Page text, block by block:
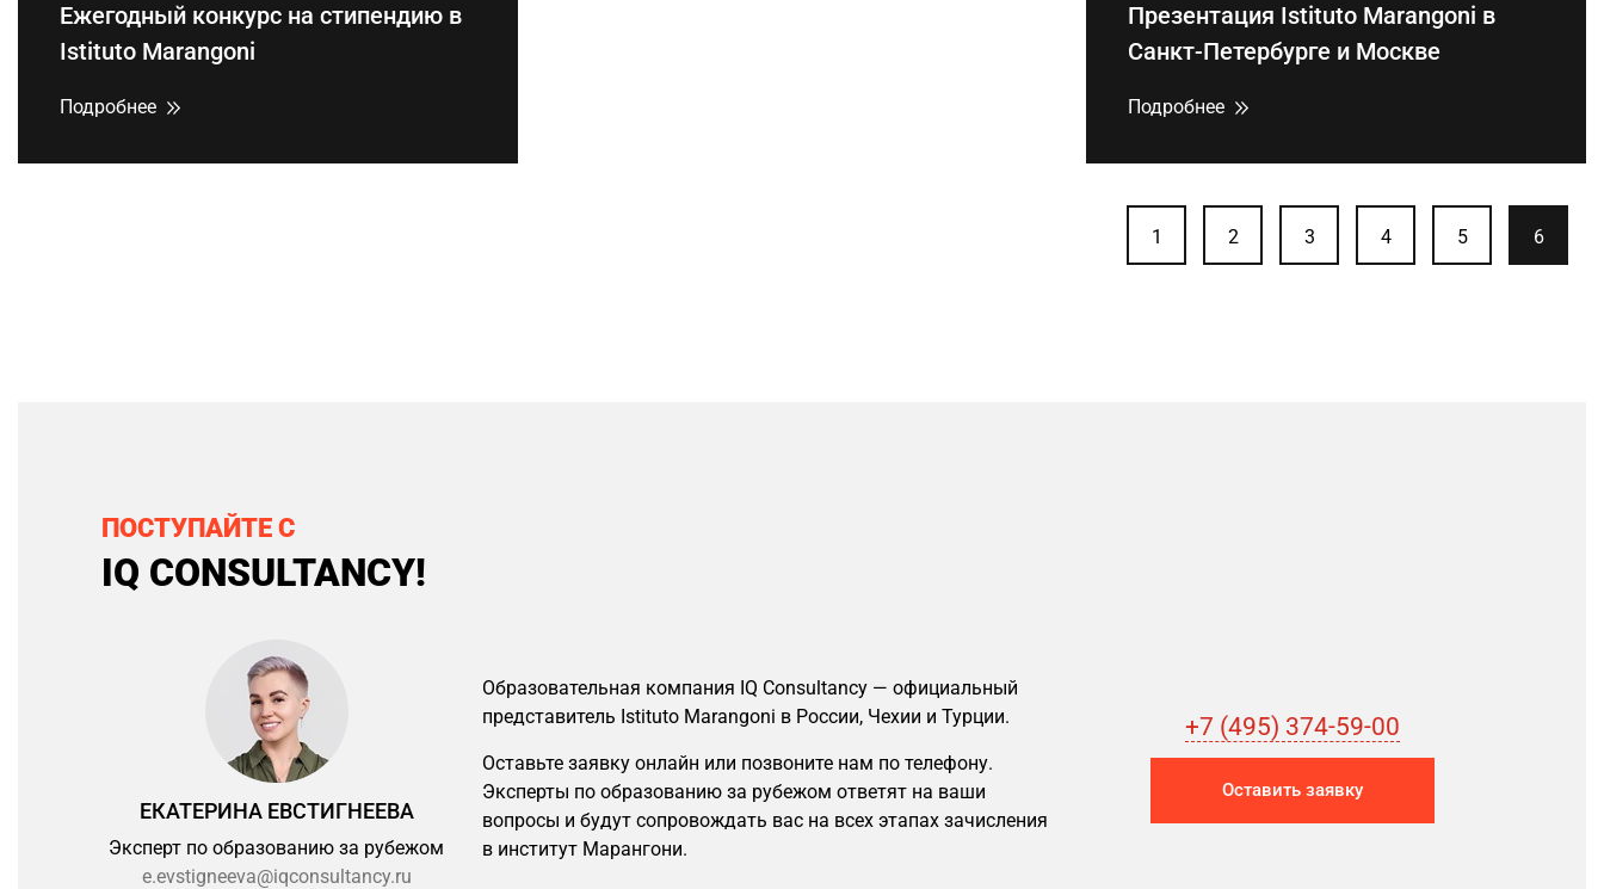
Ежегодный конкурс на стипендию в
Istituto Marangoni
Подробнее
Презентация Istituto Marangoni в
Санкт-Петербурге и Москве
Подробнее
1 2 3 4 5 6
ПОСТУПАЙТЕ С
IQ CONSULTANCY!
ЕКАТЕРИНА ЕВСТИГНЕЕВА
Эксперт по образованию за рубежом
e.evstigneeva@iqconsultancy.ru
Образовательная компания IQ Consultancy — официальный
представитель Istituto Marangoni в России, Чехии и Турции.
Оставьте заявку онлайн или позвоните нам по телефону.
Эксперты по образованию за рубежом ответят на ваши
вопросы и будут сопровождать вас на всех этапах зачисления
в институт Марангони.
+7 (495) 374-59-00
Оставить заявку